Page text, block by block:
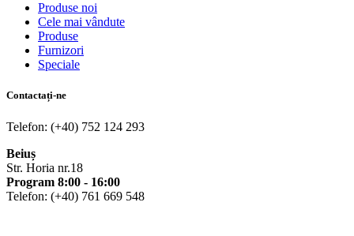
Produse noi
Cele mai vândute
Produse
Furnizori
Speciale
Contactați-ne
Telefon: (+40) 752 124 293
Beiuș
Str. Horia nr.18
Program 8:00 - 16:00
Telefon: (+40) 761 669 548